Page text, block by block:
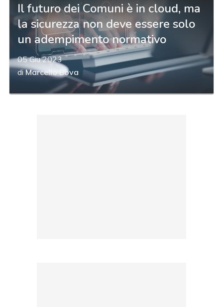
Il futuro dei Comuni è in cloud, ma
la sicurezza non deve essere solo
un adempimento normativo
05 Giu 2023
diMarcello Bova